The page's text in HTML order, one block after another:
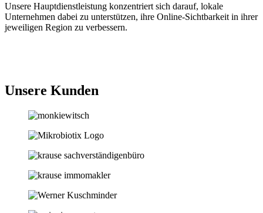
Unsere Hauptdienstleistung konzentriert sich darauf, lokale
Unternehmen dabei zu unterstützen, ihre Online-Sichtbarkeit in ihrer
jeweiligen Region zu verbessern.
Unsere Kunden